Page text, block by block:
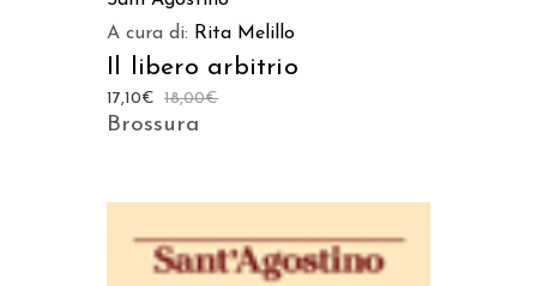
A cura di: Rita Melillo
Il libero arbitrio
18,00€
17,10€
Brossura